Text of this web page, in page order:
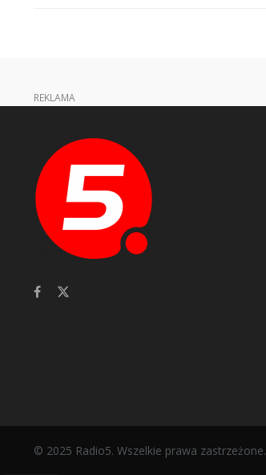
REKLAMA
© 2025 Radio5. Wszelkie prawa zastrzeżone.